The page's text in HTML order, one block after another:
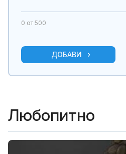
0 от 500
ДОБАВИ
Любопитно